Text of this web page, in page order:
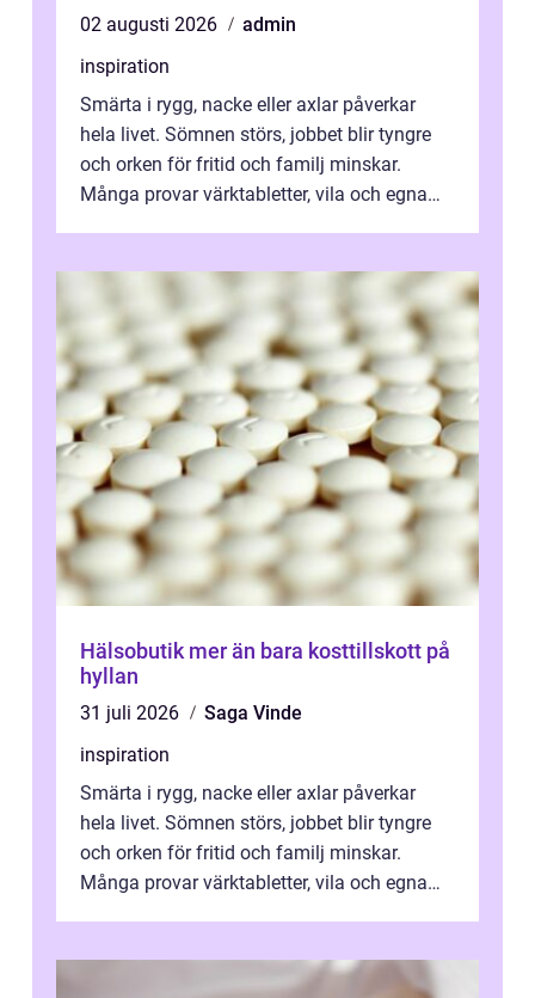
02 augusti 2026
admin
inspiration
Smärta i rygg, nacke eller axlar påverkar
hela livet. Sömnen störs, jobbet blir tyngre
och orken för fritid och familj minskar.
Många provar värktabletter, vila och egna
Hälsobutik mer än bara kosttillskott på
hyllan
31 juli 2026
Saga Vinde
inspiration
Smärta i rygg, nacke eller axlar påverkar
hela livet. Sömnen störs, jobbet blir tyngre
och orken för fritid och familj minskar.
Många provar värktabletter, vila och egna